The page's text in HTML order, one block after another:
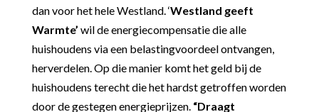
dan voor het hele Westland.‘Westland geeft
Warmte’ wil de energiecompensatie die alle
huishoudens via een belastingvoordeel ontvangen,
herverdelen. Op die manier komt het geld bij de
huishoudens terecht die het hardst getroffen worden
door de gestegen energieprijzen. “Draagt